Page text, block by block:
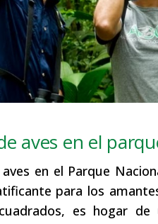
aves en el
en el Parque
para los
es hogar